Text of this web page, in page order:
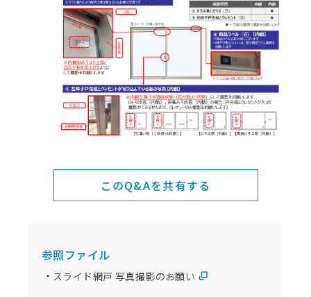
このQ&Aを共有する
参照ファイル
スライド網戸 写真撮影のお願い